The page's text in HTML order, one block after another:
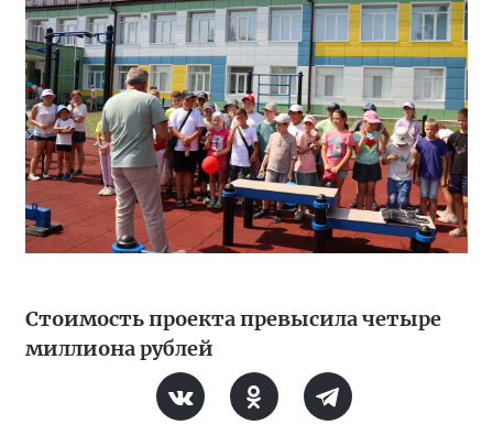
Стоимость проекта превысила четыре
миллиона рублей